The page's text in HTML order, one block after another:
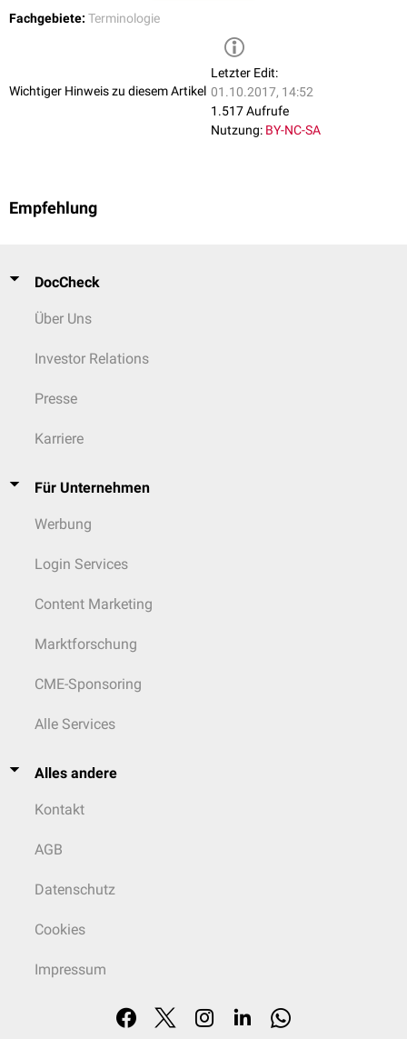
Fachgebiete: Terminologie
Wichtiger Hinweis zu diesem Artikel
Letzter Edit:
01.10.2017, 14:52
1.517 Aufrufe
Nutzung: BY-NC-SA
Empfehlung
DocCheck
Über Uns
Investor Relations
Presse
Karriere
Für Unternehmen
Werbung
Login Services
Content Marketing
Marktforschung
CME-Sponsoring
Alle Services
Alles andere
Kontakt
AGB
Datenschutz
Cookies
Impressum